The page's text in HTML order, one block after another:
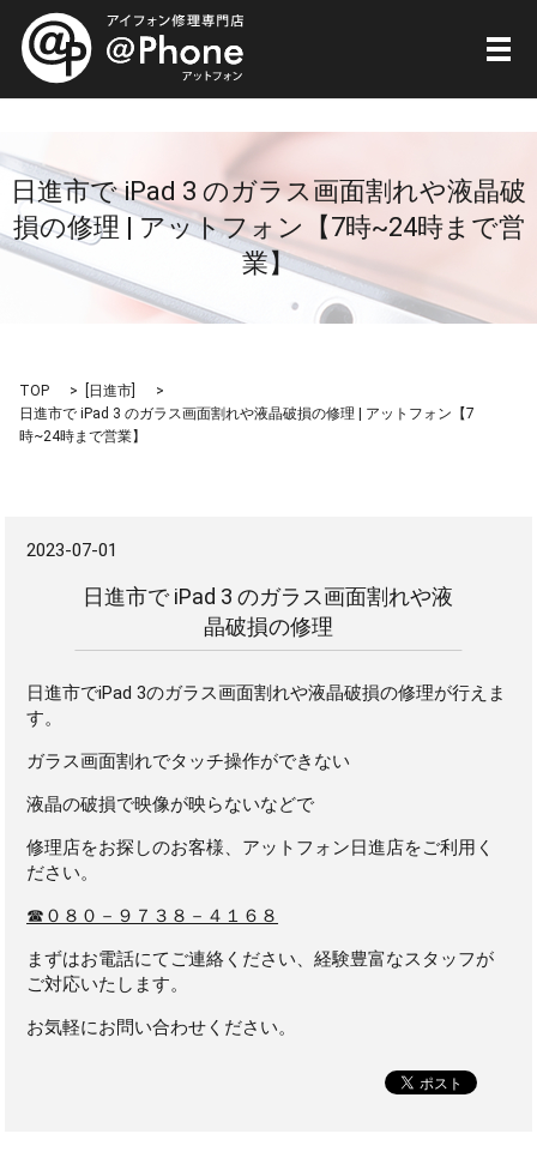
メ
日進市で iPad 3 のガラス画面割れや液晶破
損の修理 | アットフォン【7時~24時まで営
業】
TOP 日進市
日進市で iPad 3 のガラス画面割れや液晶破損の修理 | アットフォン【7
時~24時まで営業】
2023-07-01
日進市で iPad 3 のガラス画面割れや液
晶破損の修理
日進市でiPad 3のガラス画面割れや液晶破損の修理が行えま
す。
ガラス画面割れでタッチ操作ができない
液晶の破損で映像が映らないなどで
修理店をお探しのお客様、アットフォン日進店をご利用く
ださい。
☎０８０－９７３８－４１６８
まずはお電話にてご連絡ください、経験豊富なスタッフが
ご対応いたします。
お気軽にお問い合わせください。